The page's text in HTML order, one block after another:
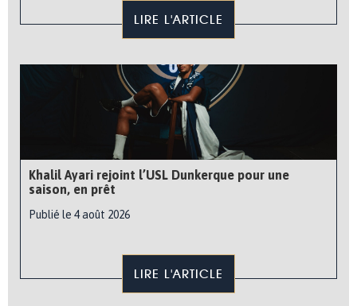
LIRE L'ARTICLE
Khalil Ayari rejoint l’USL Dunkerque pour une
saison, en prêt
Publié le 4 août 2026
LIRE L'ARTICLE